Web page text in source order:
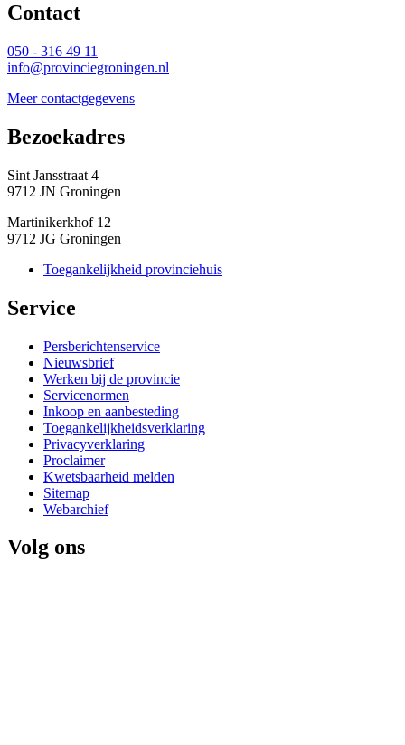
Contact
050 - 316 49 11
info@provinciegroningen.nl
Meer contactgegevens
Bezoekadres
Sint Jansstraat 4
9712 JN Groningen
Martinikerkhof 12
9712 JG Groningen
Toegankelijkheid provinciehuis
Service
Persberichtenservice
Nieuwsbrief
Werken bij de provincie
Servicenormen
Inkoop en aanbesteding
Toegankelijkheidsverklaring
Privacyverklaring
Proclaimer
Kwetsbaarheid melden
Sitemap
Webarchief
Volg ons